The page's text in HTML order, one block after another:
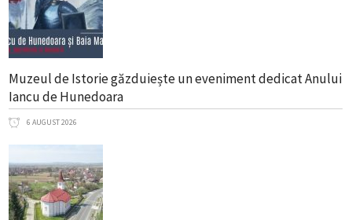
Muzeul de Istorie găzduiește un eveniment dedicat Anului
Iancu de Hunedoara
6 AUGUST 2026